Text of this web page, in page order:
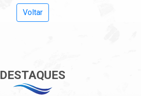
Voltar
DESTAQUES